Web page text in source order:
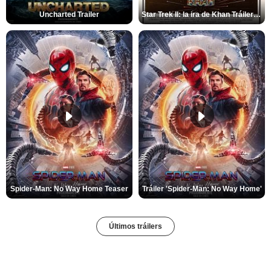
Uncharted Trailer Star Trek II: la ira de Khan Tráiler VO
Spider-Man: No Way Home Teaser Tráiler 'Spider-Man: No Way Home'
Últimos tráilers